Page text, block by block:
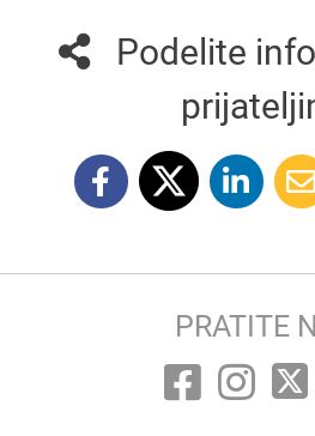
Podelite
PRATITE